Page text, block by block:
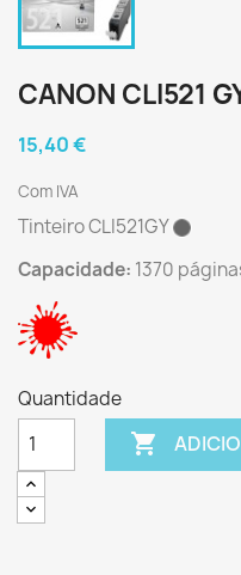
CANON CLI521
15,40 €
Com IVA
Tinteiro CLI521GY
Capacidade: 1370
Quantidade
